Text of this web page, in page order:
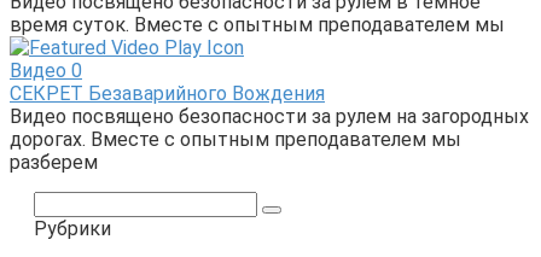
время суток. Вместе с опытным преподавателем мы
Видео 0
СЕКРЕТ Безаварийного Вождения
Видео посвящено безопасности за рулем на загородных
дорогах. Вместе с опытным преподавателем мы
разберем
Рубрики